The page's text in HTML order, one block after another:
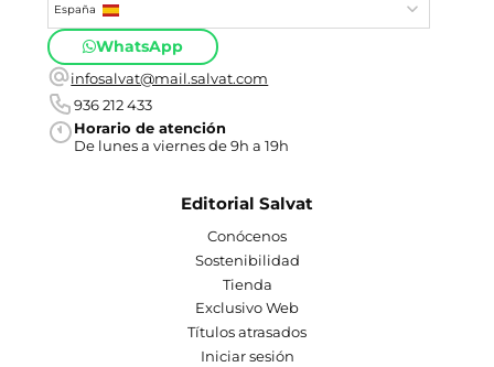
España
WhatsApp
infosalvat@mail.salvat.com
936 212 433
Horario de atención
De lunes a viernes de 9h a 19h
Editorial Salvat
Conócenos
Sostenibilidad
Tienda
Exclusivo Web
Títulos atrasados
Iniciar sesión